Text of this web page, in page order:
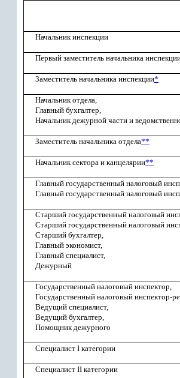
Начальник инспекции
Первый заместитель начальника
Заместитель начальника инспекции*
Начальник отдела,
Главный бухгалтер,
Начальник дежурной части и
Заместитель начальника отдела**
Начальник сектора и канцелярии**
Главный государственный налоговый
Главный государственный налоговый
Старший государственный налоговый
Старший государственный налоговый
Старший бухгалтер,
Главный экономист,
Главный специалист,
Дежурный
Государственный налоговый инспектор,
Государственный налоговый инспектор-
Ведущий специалист,
Ведущий бухгалтер,
Помощник дежурного
Специалист I категории
Специалист II категории